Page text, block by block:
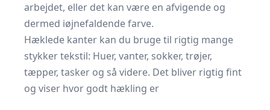
arbejdet, eller det kan være en afvigende og
dermed iøjnefaldende farve.
Hæklede kanter kan du bruge til rigtig mange
stykker tekstil: Huer, vanter, sokker, trøjer,
tæpper, tasker og så videre. Det bliver rigtig fint
og viser hvor godt hækling er